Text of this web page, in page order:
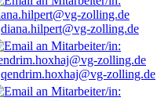
diana.hilpert@vg-zolling.de
qendrim.hoxhaj@vg-zolling.de